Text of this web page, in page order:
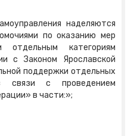
наделяются
по оказанию мер
отдельным категориям
с Законом Ярославской
поддержки отдельных
связи с проведением
в части:»;